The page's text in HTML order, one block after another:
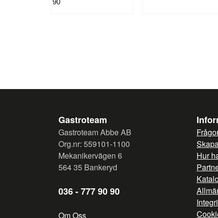
Gastroteam
Gastroteam Abbe AB
Org.nr: 559101-1100
Mekanikervägen 6
564 35 Bankeryd
036 - 777 90 90
Om Oss
Hur